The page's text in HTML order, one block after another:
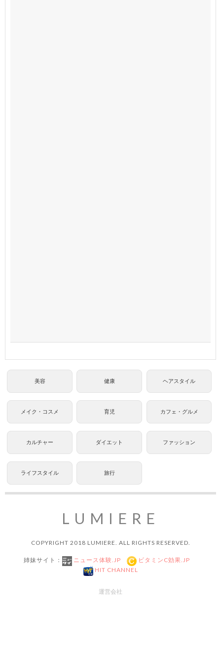
美容 健康 ヘアスタイル
メイク・コスメ 育児 カフェ・グルメ
カルチャー ダイエット ファッション
ライフスタイル 旅行
LUMIERE
COPYRIGHT 2018 LUMIERE. ALL RIGHTS RESERVED.
姉妹サイト： ニュース体験.JP
ビタミンC効果.JP
HIT CHANNEL
運営会社